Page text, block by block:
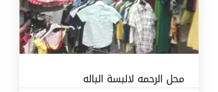
محل الرحمه لالبسة الباله